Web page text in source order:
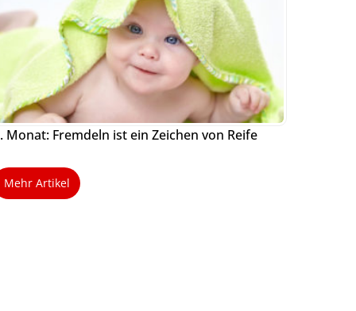
Monat: Fremdeln ist ein Zeichen von Reife
Mehr Artikel